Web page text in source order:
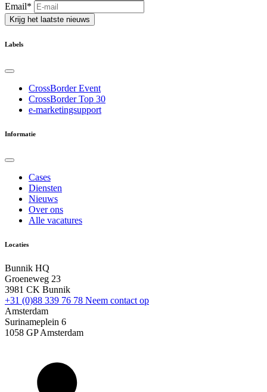
Email*
Krijg het laatste nieuws
Labels
CrossBorder Event
CrossBorder Top 30
e-marketingsupport
Informatie
Cases
Diensten
Nieuws
Over ons
Alle vacatures
Locaties
Bunnik HQ
Groeneweg 23
3981 CK Bunnik
+31 (0)88 339 76 78 Neem contact op
Amsterdam
Surinameplein 6
1058 GP Amsterdam